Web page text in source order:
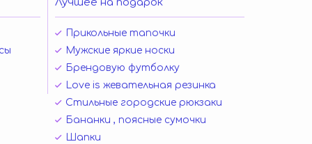
Лучшее на подарок
Прикольные тапочки
Мужские яркие носки
Брендовую футболку
Love is жевательная резинка
Стильные городские рюкзаки
Бананки , поясные сумочки
Шапки